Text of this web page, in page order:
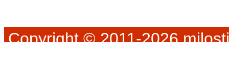
Copyright © 2011-2026